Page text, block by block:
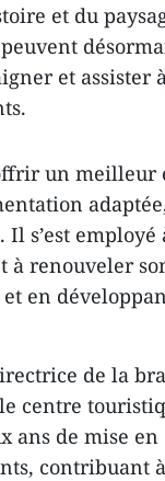
et du
et assister
un meilleur
Il s’est
renouveler
en
de la
centre
ans de mise
contribuant